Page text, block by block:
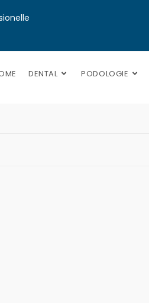
DENTAL PODOLOGIE